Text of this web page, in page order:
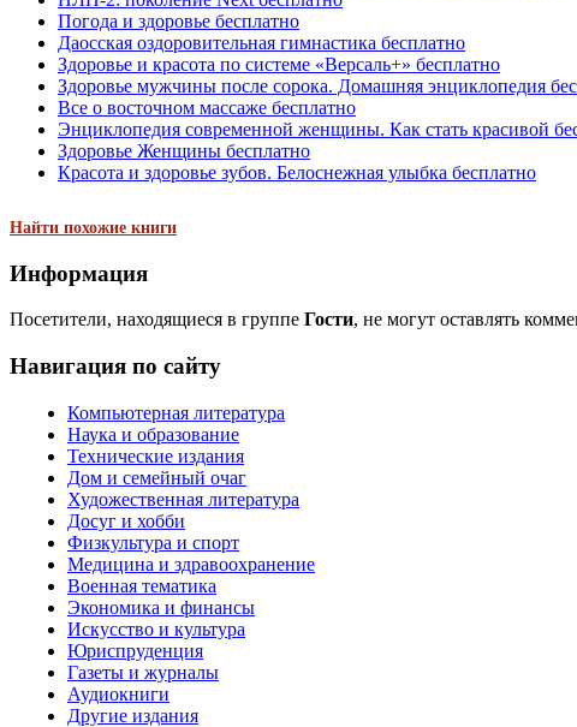
Погода и здоровье бесплатно
Даосская оздоровительная гимнастика бесплатно
Здоровье и красота по системе «Версаль+» бесплатно
Здоровье мужчины после сорока. Домашняя энциклопедия
Все о восточном массаже бесплатно
Энциклопедия современной женщины. Как стать красивой
Здоровье Женщины бесплатно
Красота и здоровье зубов. Белоснежная улыбка бесплатно
Найти похожие книги
Информация
Посетители, находящиеся в группе Гости, не могут оставлять
Навигация по сайту
Компьютерная литература
Наука и образование
Технические издания
Дом и семейный очаг
Художественная литература
Досуг и хобби
Физкультура и спорт
Медицина и здравоохранение
Военная тематика
Экономика и финансы
Искусство и культура
Юриспруденция
Газеты и журналы
Аудиокниги
Другие издания